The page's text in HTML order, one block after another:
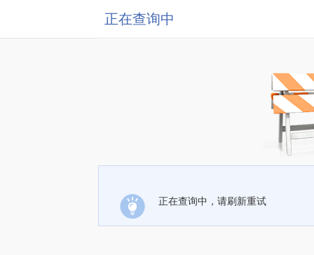
正在查询中
正在查询中，请刷新重试